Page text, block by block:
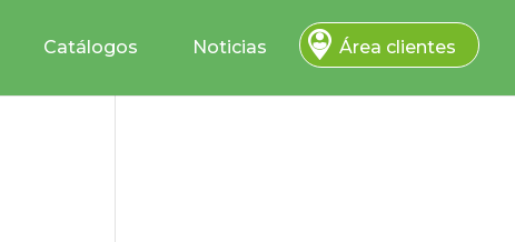
Catálogos Noticias Área clientes